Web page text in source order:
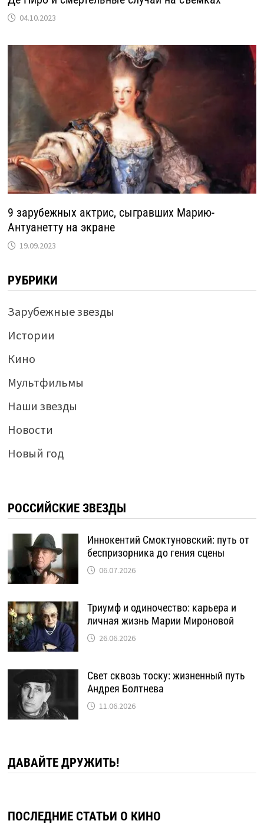
04.10.2023
9 зарубежных актрис, сыгравших Марию-
Антуанетту на экране
19.09.2023
РУБРИКИ
Зарубежные звезды
Истории
Кино
Мультфильмы
Наши звезды
Новости
Новый год
РОССИЙСКИЕ ЗВЕЗДЫ
Иннокентий Смоктуновский: путь от
беспризорника до гения сцены
06.07.2026
Триумф и одиночество: карьера и
личная жизнь Марии Мироновой
26.06.2026
Свет сквозь тоску: жизненный путь
Андрея Болтнева
11.06.2026
ДАВАЙТЕ ДРУЖИТЬ!
ПОСЛЕДНИЕ СТАТЬИ О КИНО